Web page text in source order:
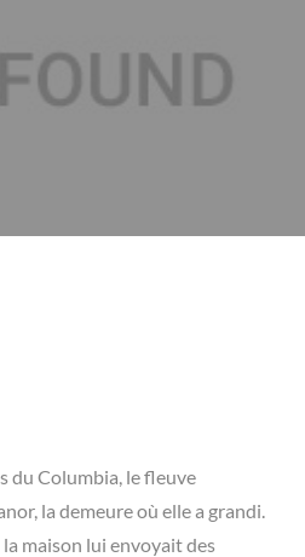
du Columbia, le fleuve
la demeure où elle a grandi.
maison lui envoyait des